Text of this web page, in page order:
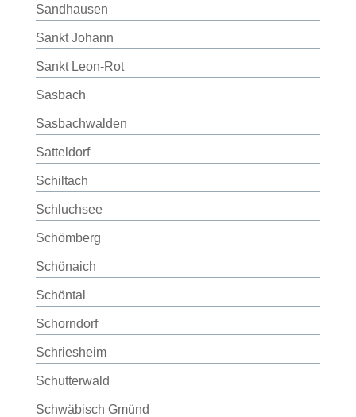
Sandhausen
Sankt Johann
Sankt Leon-Rot
Sasbach
Sasbachwalden
Satteldorf
Schiltach
Schluchsee
Schömberg
Schönaich
Schöntal
Schorndorf
Schriesheim
Schutterwald
Schwäbisch Gmünd